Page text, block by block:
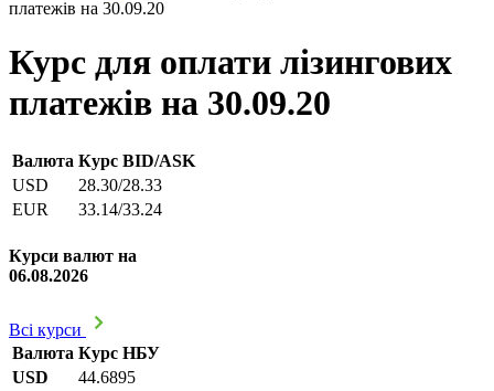
платежів на 30.09.20
Курс для оплати лізингових
платежів на 30.09.20
Валюта Курс BID/ASK
USD
28.30/28.33
EUR
33.14/33.24
Курси валют на
06.08.2026
Всі курси
Валюта Курс НБУ
USD
44.6895